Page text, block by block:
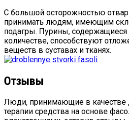
С большой осторожностью
принимать людям, имеющим
подагры. Пурины,
количестве, способствуют
веществ в суставах и тканях.
Отзывы
Люди, принимающие в качестве
терапии средства на основе